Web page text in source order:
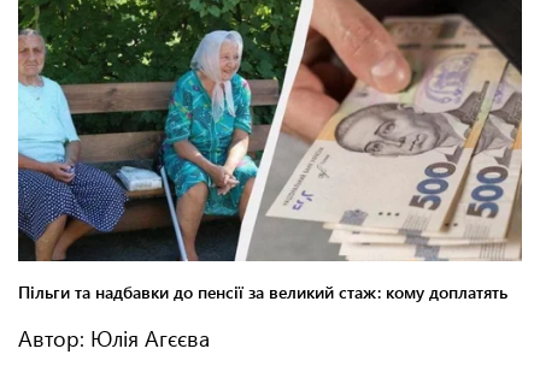
Автор: Юлія Агєєва